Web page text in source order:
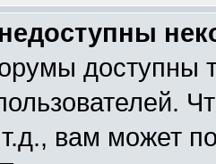
доступны
вам может